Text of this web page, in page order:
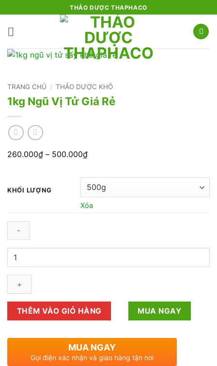
qua
nội
THẢO DƯỢC THAPHACO
TRANG CHỦ / THẢO DƯỢC KHÔ
1kg Ngũ Vị Tử Giá Rẻ
260.000₫ – 500.000₫Khoảng
từ
260.000₫
đến
KHỐI LƯỢNG
Xóa
1kg
Vị
số
THÊM VÀO GIỎ HÀNG MUA NGAY
MUA NGAY
Gọi điện xác nhận và giao hàng tận nơi